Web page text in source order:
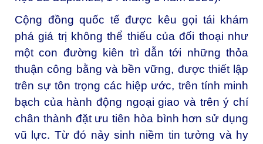
Cộng đồng quốc tế được kêu gọi tái khám
phá giá trị không thể thiếu của đối thoại như
một con đường kiên trì dẫn tới những thỏa
thuận công bằng và bền vững, được thiết lập
trên sự tôn trọng các hiệp ước, trên tính minh
bạch của hành động ngoại giao và trên ý chí
chân thành đặt ưu tiên hòa bình hơn sử dụng
vũ lực. Từ đó nảy sinh niềm tin tưởng và hy